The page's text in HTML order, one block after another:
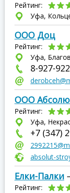
Рейтинг:
Уфа,
ООО Доц
Рейтинг:
Уфа,
8-927-
ООО
Рейтинг:
Уфа,
+7 (347)
absolut-
Елки-Палки
Рейтинг: